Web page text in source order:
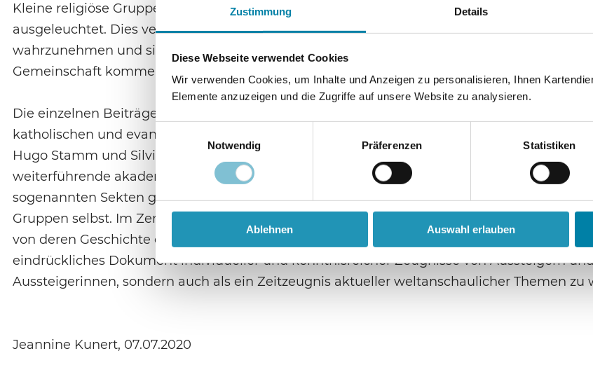
Zustimmung Details
Diese Webseite verwendet Cookies
Wir verwenden Cookies, um Inhalte und Anzeigen zu personalisieren, Ihnen
Elemente anzuzeigen und die Zugriffe auf unsere Website zu analysieren.
Notwendig
Präferenzen Statistiken
Ablehnen Auswahl erlauben
Kleine religiöse Gruppen werden damit ausschließlich als gesellschaftliche Problemfälle
ausgeleuchtet. Dies verstärkt die Tendenz, Religion und Religiosität gemeinhin als
wahrzunehmen und sich auf Defizite zu konzentrieren. Die positiven Aspekte von Glauben
Gemeinschaft kommen hier nicht zu Sprache.
Die einzelnen Beiträge selbst werden von Statements diverser Expertinnen und Experten
katholischen und evangelischen Beratungsstellen sowie von in der Szene bekannten
Hugo Stamm und Silvio Duwe angereichert, die einordnend und informierend wirken. Eine
weiterführende akademische Verortung der jeweiligen Gruppe, die eine weitere
sogenannten Sekten geworfen hätte, bleibt jedoch allermeist eine Leerstelle – ebenso wie
Gruppen selbst. Im Zentrum der Betrachtung steht die Perspektive ehemaliger Mitglieder,
von deren Geschichte ein abgrenzendes Moment haben muss. Dennoch ist der Podcast
eindrückliches Dokument individueller und kenntnisreicher Zeugnisse von Aussteigern
Aussteigerinnen, sondern auch als ein Zeitzeugnis aktueller weltanschaulicher Themen zu
Jeannine Kunert, 07.07.2020